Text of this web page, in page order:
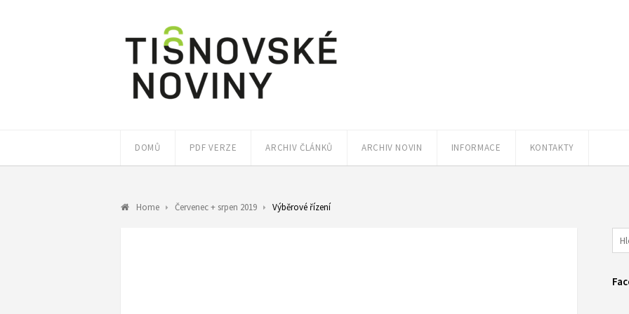
DOMŮ PDF VERZE ARCHIV ČLÁNKŮ ARCHIV NOVIN INFORMACE KONTAKTY
Home Červenec + srpen 2019 Výběrové řízení